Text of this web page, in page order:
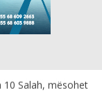
Salah, mësohet